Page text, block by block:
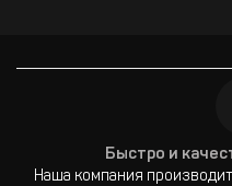
Быстро и
Наша компания